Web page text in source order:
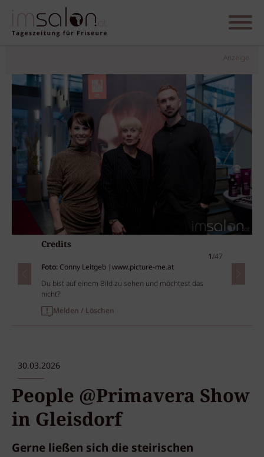
Anzeige
Credits
1/47
Foto: Conny Leitgeb |www.picture-me.at
Du bist auf einem Bild zu sehen und möchtest das
nicht?
Melden / Löschen
30.03.2026
People @Primavera Show
in Gleisdorf
Gerne ließen sich die steirischen